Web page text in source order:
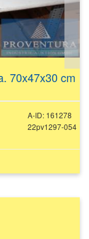
70x47x30 cm
A-ID: 161278
22pv1297-054